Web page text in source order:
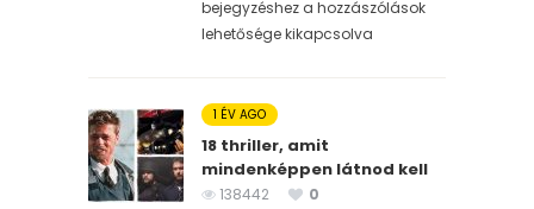
bejegyzéshez a hozzászólások
lehetősége kikapcsolva
1 ÉV AGO
18 thriller, amit
mindenképpen látnod kell
138442
0